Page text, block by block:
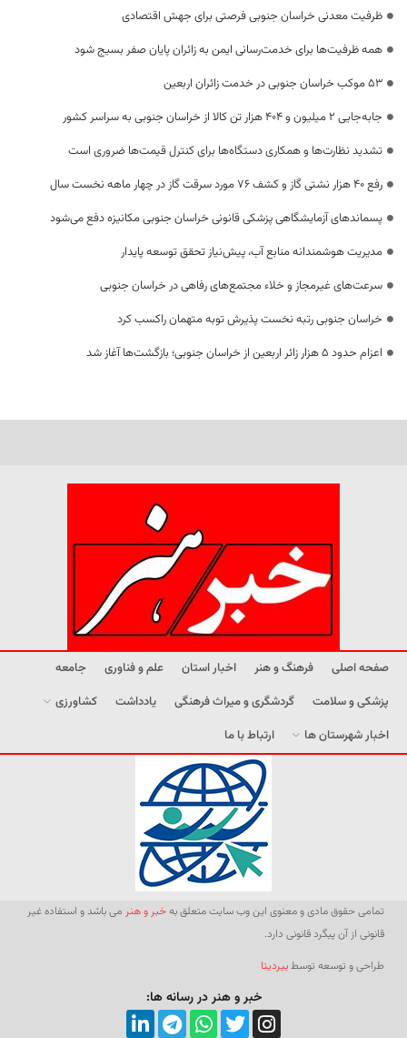
ظرفیت معدنی خراسان جنوبی فرصتی برای جهش اقتصادی
همه ظرفیت‌ها برای خدمت‌رسانی ایمن به زائران پایان صفر بسیج شود
53 موکب خراسان جنوبی در خدمت زائران اربعین
جابه‌جایی 2 میلیون و 404 هزار تن کالا از خراسان جنوبی به سراسر کشور
تشدید نظارت‌ها و همکاری دستگاه‌ها برای کنترل قیمت‌ها ضروری است
رفع 40 هزار نشتی گاز و کشف 76 مورد سرقت گاز در چهار ماهه نخست سال
پسماندهای آزمایشگاهی پزشکی قانونی خراسان جنوبی مکانیزه دفع می‌شود
مدیریت هوشمندانه منابع آب، پیش‌نیاز تحقق توسعه پایدار
سرعت‌های غیرمجاز و خلاء مجتمع‌های رفاهی در خراسان جنوبی
خراسان جنوبی رتبه نخست پذیرش توبه متهمان راکسب کرد
اعزام حدود 5 هزار زائر اربعین از خراسان جنوبی؛ بازگشت‌ها آغاز شد
صفحه اصلی فرهنگ و هنر اخبار استان علم و فناوری
جامعه
پزشکی و سلامت
گردشگری و میراث فرهنگی یادداشت
کشاورزی
اخبار شهرستان ها
ارتباط با ما
تمامی حقوق مادی و معنوی این وب سایت متعلق بهخبر و هنر می باشد و استفاده غیر
قانونی از آن پیگرد قانونی دارد.
طراحی و توسعه توسطبیردیتا
خبر و هنر در رسانه ها: